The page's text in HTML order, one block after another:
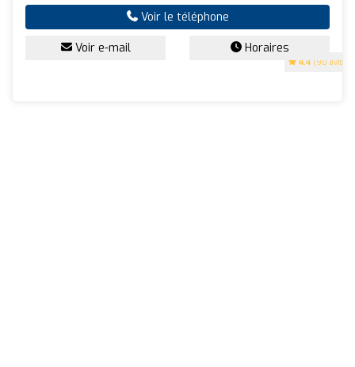
4.4 (90 avis)
Voir le téléphone
Voir e-mail Horaires